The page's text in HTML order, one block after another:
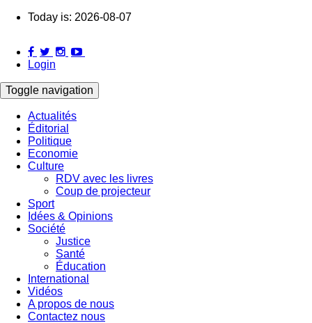
Skip
content
Today is: 2026-08-07
Login
Toggle navigation
Main
navigation
Actualités
Éditorial
Politique
Economie
Culture
RDV avec les livres
Coup de projecteur
Sport
Idées & Opinions
Société
Justice
Santé
Éducation
International
Vidéos
A propos de nous
Contactez nous